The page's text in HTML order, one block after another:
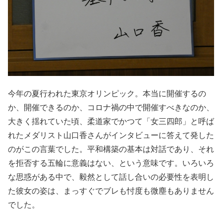
今年の夏行われた東京オリンピック。本当に開催するの
か、開催できるのか、コロナ禍の中で開催すべきなのか、
大きく揺れていた頃、柔道家でかつて「女三四郎」と呼ば
れたメダリスト山口香さんがインタビューに答えて発した
のがこの言葉でした。平和構築の基本は対話であり、それ
を拒否する五輪に意義はない、という意味です。いろいろ
な思惑がある中で、毅然として話し合いの必要性を表明し
た彼女の姿は、まっすぐでブレも忖度も微塵もありません
でした。